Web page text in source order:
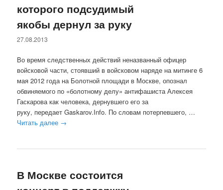
которого подсудимый
якобы дернул за руку
27.08.2013
Во время следственных действий неназванный офицер
войсковой части, стоявший в войсковом наряде на митинге 6
мая 2012 года на Болотной площади в Москве, опознал
обвиняемого по «болотному делу» антифашиста Алексея
Гаскарова как человека, дернувшего его за
руку, передает Gaskarov.Info. По словам потерпевшего, …
Читать далее →
В Москве состоится